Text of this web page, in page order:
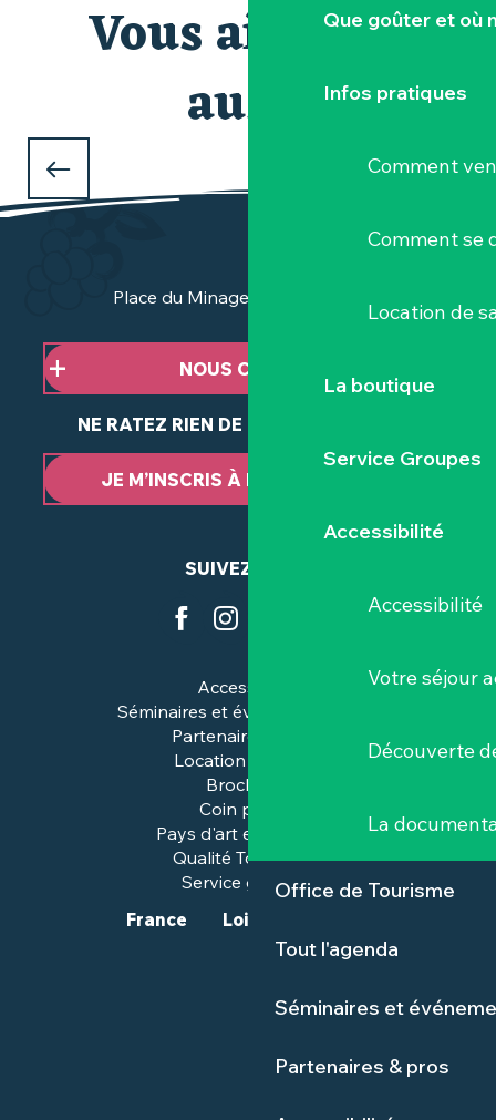
Que goûter et où
Infos pratiques
Comment
Comment se
Location de
La boutique
Service Groupes
Accessibilité
Accessibilité
Votre séjour
Découverte
La
Office de Tourisme
Tout l'agenda
Séminaires et
Partenaires & pros
Vous aimerez
aussi
4 EXPOSITIONS À VOIR CET ÉTÉ
Place du Minage - 44190 Clisson
NOUS CONTACTER
NE RATEZ RIEN DE NOTRE ACTUALITÉ
JE M’INSCRIS À LA NEWSLETTER
SUIVEZ-NOUS
Accessibilité
Séminaires et événements pros
Partenaires & pros
Location de salles
Brochures
Coin presse
Pays d'art et d'histoire
Qualité Tourisme™
Service groupes
France
Loire-Atlantique